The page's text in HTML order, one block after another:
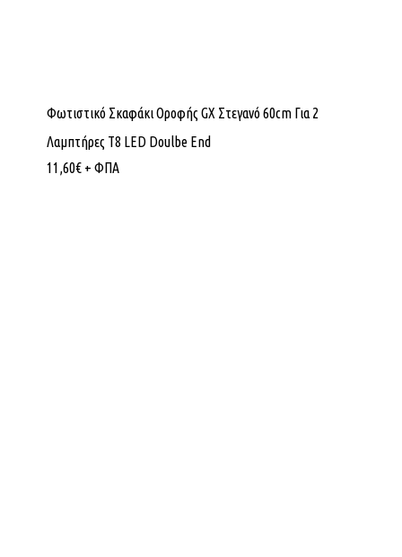
Φωτιστικό Σκαφάκι Οροφής GX Στεγανό 60cm Για 2
Λαμπτήρες Τ8 LED Doulbe End
11,60€ + ΦΠΑ